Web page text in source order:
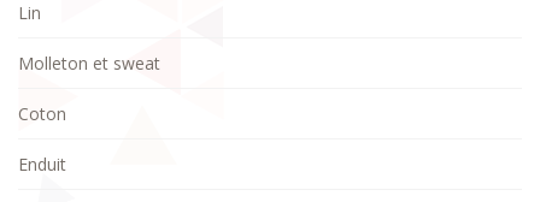
Lin
Molleton et sweat
Coton
Enduit